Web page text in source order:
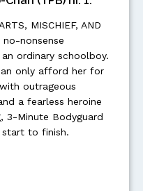
MISCHIEF, AND
no-nonsense
ordinary schoolboy.
only afford her for
outrageous
a fearless heroine
3-Minute Bodyguard
start to finish.